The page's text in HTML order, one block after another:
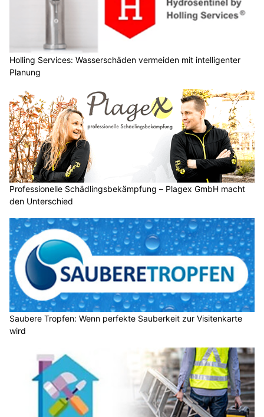
Holling Services: Wasserschäden vermeiden mit intelligenter
Planung
Professionelle Schädlingsbekämpfung – Plagex GmbH macht
den Unterschied
Saubere Tropfen: Wenn perfekte Sauberkeit zur Visitenkarte
wird